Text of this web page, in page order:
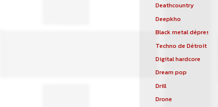
Deathcountry
Deepkho
Black metal dépressif
Techno de Détroit
Digital hardcore
Dream pop
Drill
Drone